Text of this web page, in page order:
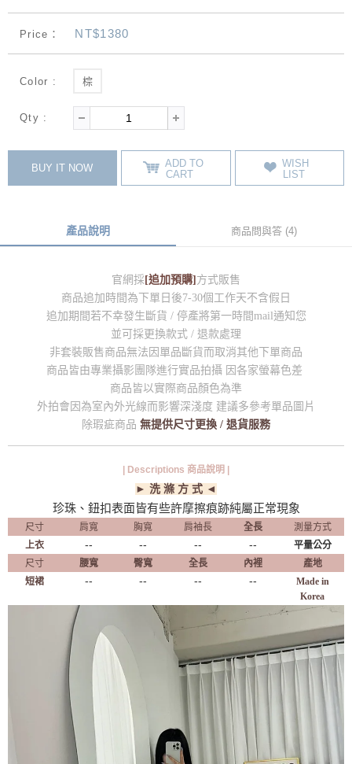
Price： NT$1380
Color : 棕
Qty :
BUY IT NOW
ADD TO
CART
WISH
LIST
產品說明 商品問與答 (4)
官網採[追加預購]方式販售
商品追加時間為下單日後7-30個工作天不含假日
追加期間若不幸發生斷貨 / 停產將第一時間mail通知您
並可採更換款式 / 退款處理
非套裝販售商品無法因單品斷貨而取消其他下單商品
商品皆由專業攝影團隊進行實品拍攝 因各家螢幕色差
商品皆以實際商品顏色為準
外拍會因為室內外光線而影響深淺度 建議多參考單品圖片
除瑕疵商品 無提供尺寸更換 / 退貨服務
| Descriptions 商品說明 |
► 洗 滌 方 式 ◄
珍珠、鈕扣表面皆有些許摩擦痕跡純屬正常現象
尺寸 肩寬 胸寬 肩袖長 全長
測量方式
上衣
-- -- -- --
平量公分
尺寸
腰寬 臀寬 全長 內裡
產地
短裙
-- -- -- --
Made in
Korea